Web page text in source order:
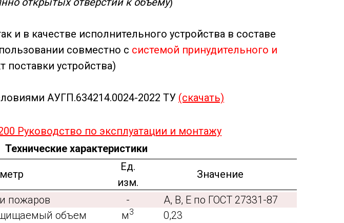
в качестве исполнительного устройства в составе
совместно с системой принудительного и
поставки устройства)
АУГП.634214.0024-2022 ТУ (скачать)
Руководство по эксплуатации и монтажу
Технические характеристики
Ед.
изм.
Значение
пожаров - A, B, E по ГОСТ 27331-87
м3
объем
0,23